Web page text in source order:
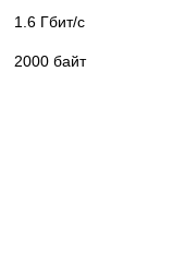
1.6 Гбит/с
2000 байт